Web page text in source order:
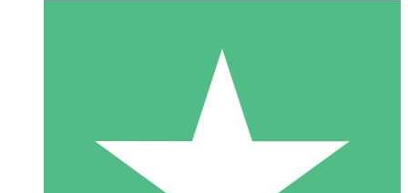
10 Downloads
20 00